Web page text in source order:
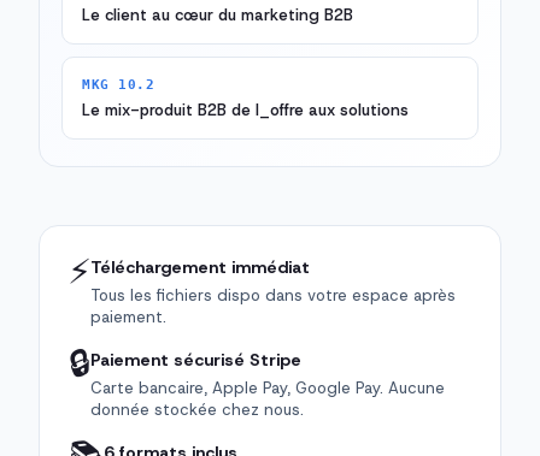
Le client au cœur du marketing B2B
MKG 10.2
Le mix-produit B2B de l_offre aux solutions
⚡Téléchargement immédiat
Tous les fichiers dispo dans votre espace après
paiement.
🔒Paiement sécurisé Stripe
Carte bancaire, Apple Pay, Google Pay. Aucune
donnée stockée chez nous.